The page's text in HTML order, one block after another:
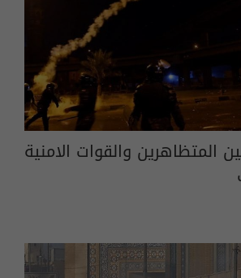
المتظاهرين والقوات الامنية